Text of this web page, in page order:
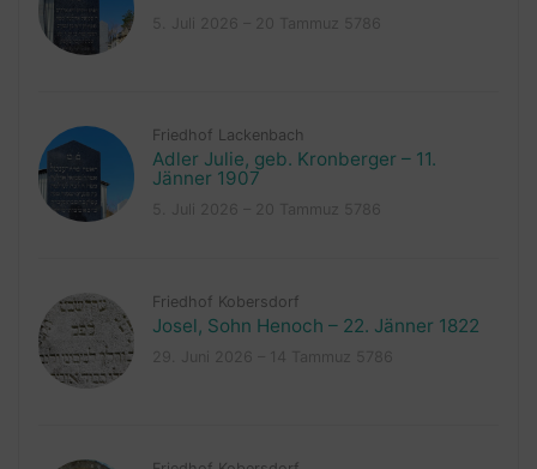
Friedhof Lackenbach
Adler Julie, geb. Kronberger – 11.
Jänner 1907
Friedhof Kobersdorf
Josel, Sohn Henoch – 22. Jänner 1822